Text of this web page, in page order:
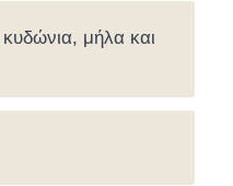
κυδώνια, μήλα και